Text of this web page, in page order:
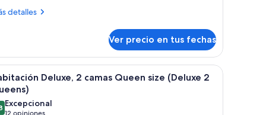
detalles
Ver precio en tus fechas
de noche, escritorio con una computadora portátil, una silla y un
Habitación de hotel con dos camas, un
9
Deluxe, 2 camas Queen size (Deluxe 2
de 10
Excepcional
12 opiniones